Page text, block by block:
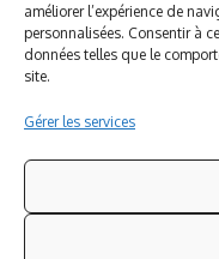
améliorer l’expérience de
personnalisées. Consentir à
données telles que le
site.
Gérer les services